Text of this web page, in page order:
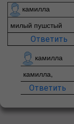
камилла
милый пушстый
Ответить
камилла
камилла,
Ответить